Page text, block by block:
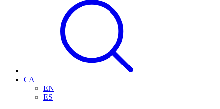
CA
EN
ES